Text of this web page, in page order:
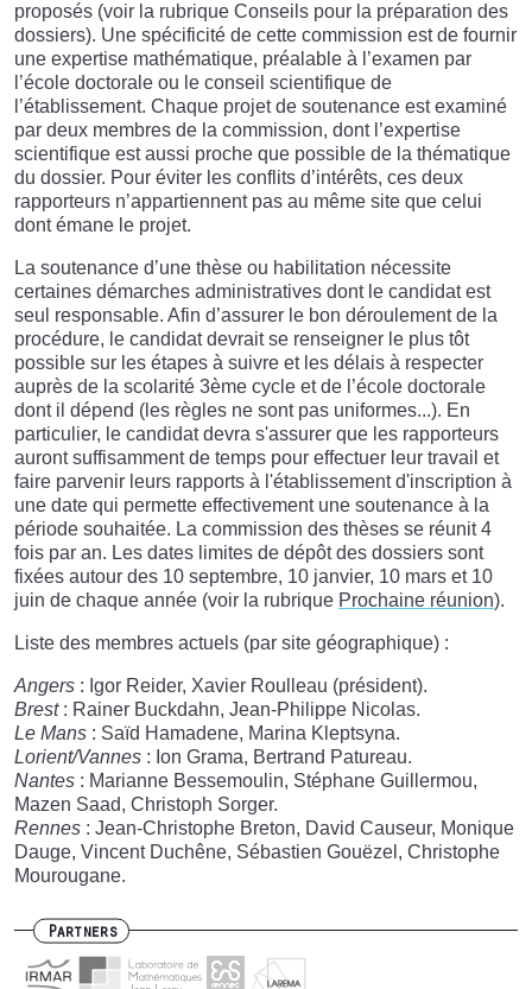
proposés (voir la rubrique Conseils pour la préparation des
dossiers). Une spécificité de cette commission est de fournir
une expertise mathématique, préalable à l’examen par
l’école doctorale ou le conseil scientifique de
l’établissement. Chaque projet de soutenance est examiné
par deux membres de la commission, dont l’expertise
scientifique est aussi proche que possible de la thématique
du dossier. Pour éviter les conflits d’intérêts, ces deux
rapporteurs n’appartiennent pas au même site que celui
dont émane le projet.
La soutenance d’une thèse ou habilitation nécessite
certaines démarches administratives dont le candidat est
seul responsable. Afin d’assurer le bon déroulement de la
procédure, le candidat devrait se renseigner le plus tôt
possible sur les étapes à suivre et les délais à respecter
auprès de la scolarité 3ème cycle et de l’école doctorale
dont il dépend (les règles ne sont pas uniformes...). En
particulier, le candidat devra s'assurer que les rapporteurs
auront suffisamment de temps pour effectuer leur travail et
faire parvenir leurs rapports à l'établissement d'inscription à
une date qui permette effectivement une soutenance à la
période souhaitée. La commission des thèses se réunit 4
fois par an. Les dates limites de dépôt des dossiers sont
fixées autour des 10 septembre, 10 janvier, 10 mars et 10
juin de chaque année (voir la rubrique Prochaine réunion).
Liste des membres actuels (par site géographique) :
Angers : Igor Reider, Xavier Roulleau (président).
Brest: Rainer Buckdahn, Jean-Philippe Nicolas.
Le Mans : Saïd Hamadene, Marina Kleptsyna.
Lorient/Vannes : Ion Grama, Bertrand Patureau.
Nantes : Marianne Bessemoulin, Stéphane Guillermou,
Mazen Saad, Christoph Sorger.
Rennes : Jean-Christophe Breton, David Causeur, Monique
Dauge, Vincent Duchêne, Sébastien Gouëzel, Christophe
Mourougane.
Partners